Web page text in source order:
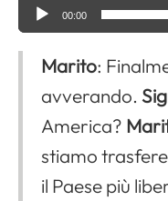
y
00:00
Marito:
avverando.
America?
stiamo
il Paese più